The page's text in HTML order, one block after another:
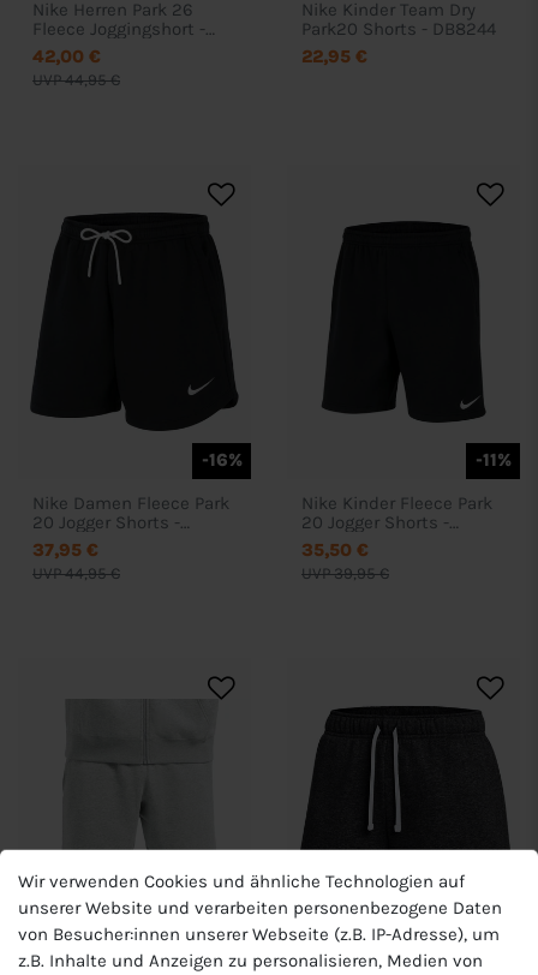
Nike Herren Park 26
Fleece Joggingshort -
IB1238
UVP 44,95 €
42,00 €
Nike Kinder Team Dry
Park20 Shorts - DB8244
22,95 €
-16%
Nike Damen Fleece Park
20 Jogger Shorts -
CW6963
UVP 44,95 €
37,95 €
-11%
Nike Kinder Fleece Park
20 Jogger Shorts -
CW6932
UVP 39,95 €
35,50 €
-13% -11%
Wir verwenden Cookies und ähnliche Technologien auf
unserer Website und verarbeiten personenbezogene Daten
von Besucher:innen unserer Webseite (z.B. IP-Adresse), um
z.B. Inhalte und Anzeigen zu personalisieren, Medien von